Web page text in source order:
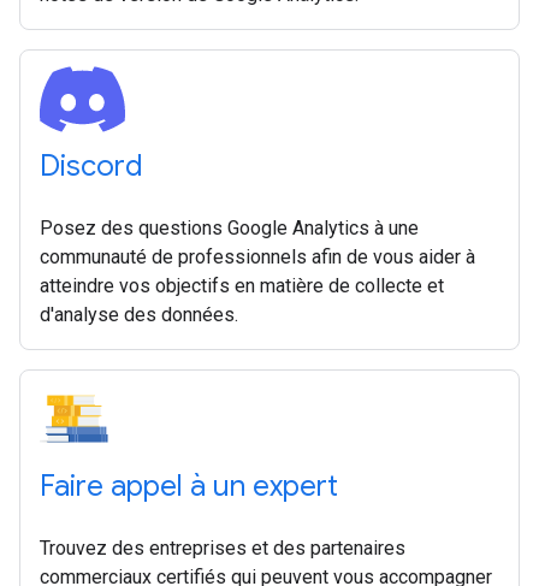
Discord
Posez des questions Google Analytics à une
communauté de professionnels afin de vous aider à
atteindre vos objectifs en matière de collecte et
d'analyse des données.
Faire appel à un expert
Trouvez des entreprises et des partenaires
commerciaux certifiés qui peuvent vous accompagner